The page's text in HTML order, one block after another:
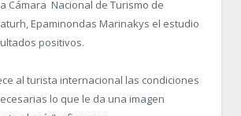
Cámara Nacional de Turismo de
Epaminondas Marinakys el estudio
positivos.
al turista internacional las condiciones
lo que le da una imagen